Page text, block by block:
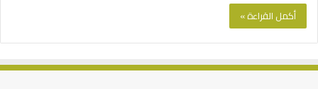
أكمل القراءة »